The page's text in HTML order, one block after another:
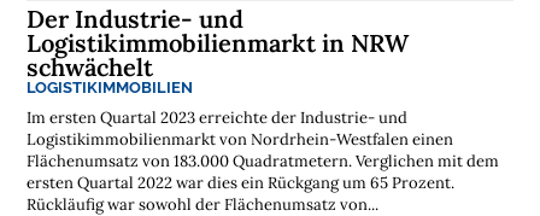
➔
j
e
t
z
t
a
b
n
n
i
e
r
e
n
Der Industrie- und
Logistikimmobilienmarkt in NRW
schwächelt
LOGISTIKIMMOBILIEN
Im ersten Quartal 2023 erreichte der Industrie- und
Logistikimmobilienmarkt von Nordrhein-Westfalen einen
Flächenumsatz von 183.000 Quadratmetern. Verglichen mit dem
ersten Quartal 2022 war dies ein Rückgang um 65 Prozent.
Rückläufig war sowohl der Flächenumsatz von...